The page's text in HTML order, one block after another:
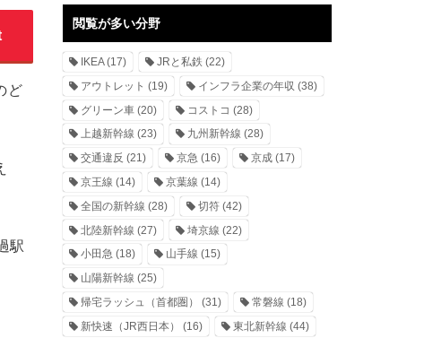
ど
駅
閲覧が多い分野
IKEA(17) JRと私鉄 (22)
アウトレット (19) インフラ企業の年収 (38)
グリーン車 (20) コストコ (28)
上越新幹線 (23) 九州新幹線 (28)
交通違反 (21) 京急 (16) 京成(17)
京王線 (14) 京葉線 (14)
全国の新幹線 (28) 切符(42)
北陸新幹線 (27) 埼京線 (22)
小田急 (18) 山手線 (15)
山陽新幹線 (25)
帰宅ラッシュ（首都圏）
(31) 常磐線 (18)
新快速（JR西日本）
(16) 東北新幹線 (44)